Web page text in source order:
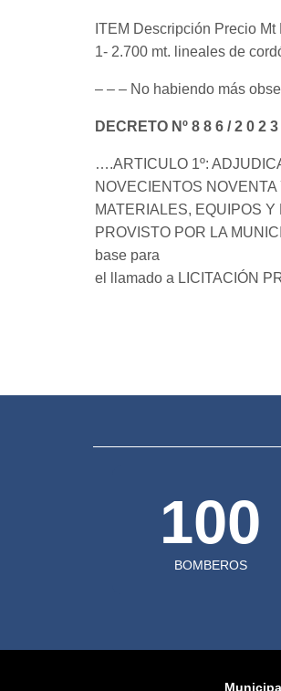
ITEM Descripción Precio Mt
1- 2.700 mt. lineales de
– – – No habiendo más
DECRETO Nº 8 8 6 / 2 0 2 3
….ARTICULO 1º:
NOVECIENTOS
MATERIALES, EQUIPOS
PROVISTO POR LA
base para
el llamado a LICITACIÓN
100
BOMBEROS